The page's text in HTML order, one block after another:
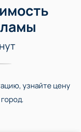
узнайте цену